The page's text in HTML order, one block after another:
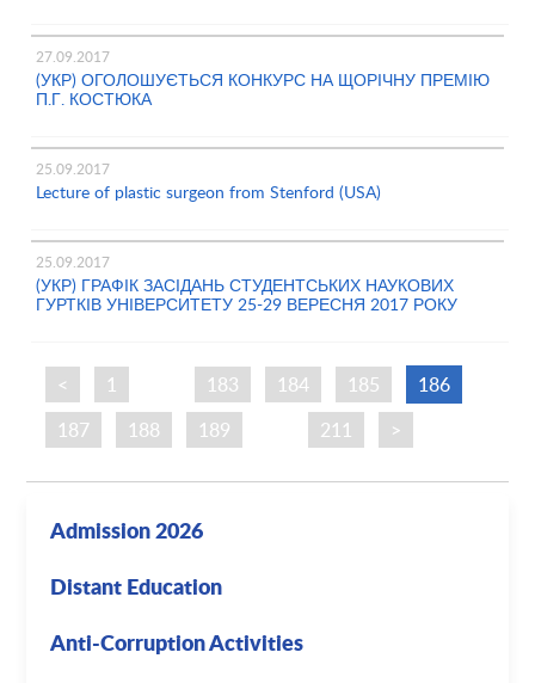
27.09.2017
(УКР) ОГОЛОШУЄТЬСЯ КОНКУРС НА ЩОРІЧНУ ПРЕМІЮ
П.Г. КОСТЮКА
25.09.2017
Lecture of plastic surgeon from Stenford (USA)
25.09.2017
(УКР) ГРАФІК ЗАСІДАНЬ СТУДЕНТСЬКИХ НАУКОВИХ
ГУРТКІВ УНІВЕРСИТЕТУ 25-29 ВЕРЕСНЯ 2017 РОКУ
< 1 183 184 185
186
187
188 189 211 >
Admission 2026
Distant Education
Anti-Corruption Activities